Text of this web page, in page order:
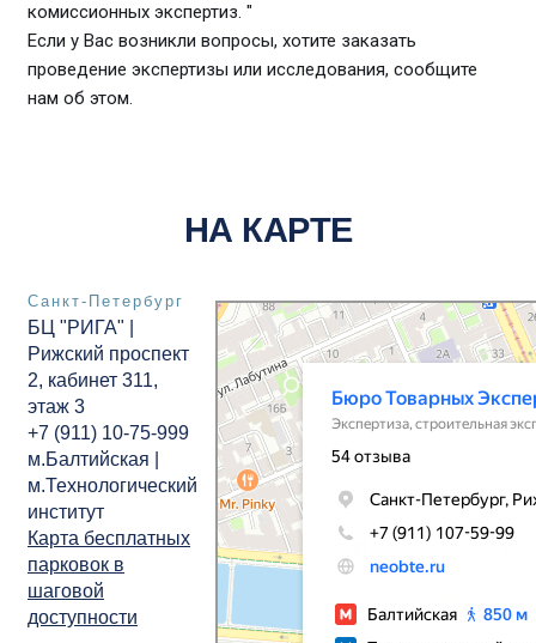
комиссионных экспертиз. "
Если у Вас возникли вопросы, хотите заказать
проведение экспертизы или исследования, сообщите
нам об этом.
НА КАРТЕ
Санкт-Петербург
БЦ "РИГА" |
Рижский проспект
2, кабинет 311,
этаж 3
+7 (911) 10-75-999
м.Балтийская |
м.Технологический
институт
Карта бесплатных
парковок в
шаговой
доступности
Бюро Товарных Экспертиз
Экспертиза в Санкт‑Петербурге
Строительная экспертиза и технадзор в